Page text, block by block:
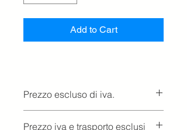
Add to Cart
Prezzo escluso di iva.
Prezzo iva e trasporto esclusi